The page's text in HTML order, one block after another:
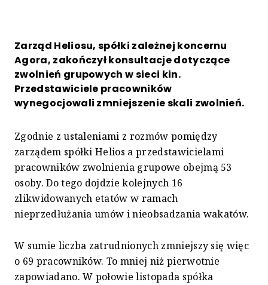
Zarząd Heliosu, spółki zależnej koncernu
Agora, zakończył konsultacje dotyczące
zwolnień grupowych w sieci kin.
Przedstawiciele pracowników
wynegocjowali zmniejszenie skali zwolnień.
Zgodnie z ustaleniami z rozmów pomiędzy
zarządem spółki Helios a przedstawicielami
pracowników zwolnienia grupowe obejmą 53
osoby. Do tego dojdzie kolejnych 16
zlikwidowanych etatów w ramach
nieprzedłużania umów i nieobsadzania wakatów.
W sumie liczba zatrudnionych zmniejszy się więc
o 69 pracowników. To mniej niż pierwotnie
zapowiadano. W połowie listopada spółka